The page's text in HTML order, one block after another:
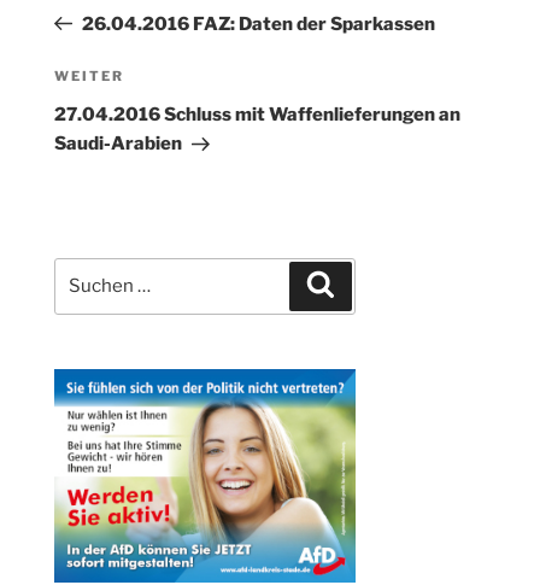
Beitrag
26.04.2016 FAZ: Daten der Sparkassen
Nächster
Beitrag
WEITER
27.04.2016 Schluss mit Waffenlieferungen an
Saudi-Arabien
nach: